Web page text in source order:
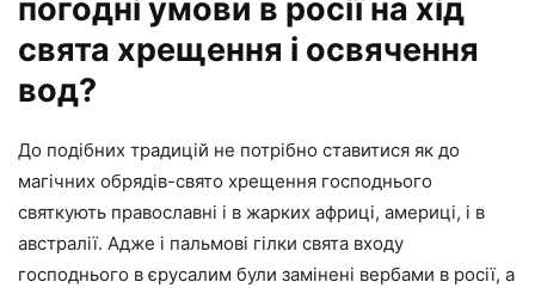
погодні умови в росії на хід
свята хрещення і освячення
вод?
До подібних традицій не потрібно ставитися як до
магічних обрядів-свято хрещення господнього
святкують православні і в жарких африці, америці, і в
австралії. Адже і пальмові гілки свята входу
господнього в єрусалим були замінені вербами в росії, а